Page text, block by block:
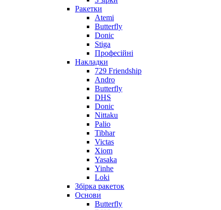
Ракетки
Atemi
Butterfly
Donic
Stiga
Професійні
Накладки
729 Friendship
Andro
Butterfly
DHS
Donic
Nittaku
Palio
Tibhar
Victas
Xiom
Yasaka
Yinhe
Loki
Збірка ракеток
Основи
Butterfly